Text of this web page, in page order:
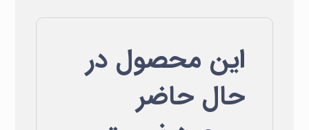
این محصول در
حال حاضر